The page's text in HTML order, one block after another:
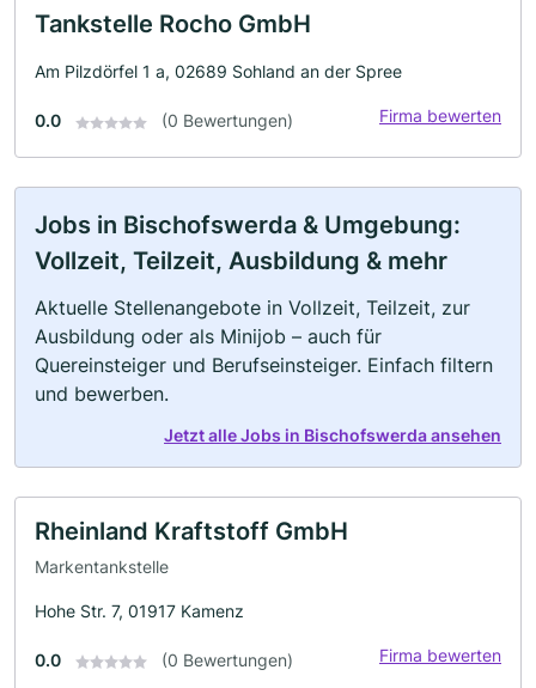
Tankstelle Rocho GmbH
Am Pilzdörfel 1 a, 02689 Sohland an der Spree
0.0 (0 Bewertungen) Firma bewerten
Jobs in Bischofswerda & Umgebung:
Vollzeit, Teilzeit, Ausbildung & mehr
Aktuelle Stellenangebote in Vollzeit, Teilzeit, zur
Ausbildung oder als Minijob – auch für
Quereinsteiger und Berufseinsteiger. Einfach filtern
und bewerben.
Jetzt alle Jobs in Bischofswerda ansehen
Rheinland Kraftstoff GmbH
Markentankstelle
Hohe Str. 7, 01917 Kamenz
0.0 (0 Bewertungen) Firma bewerten